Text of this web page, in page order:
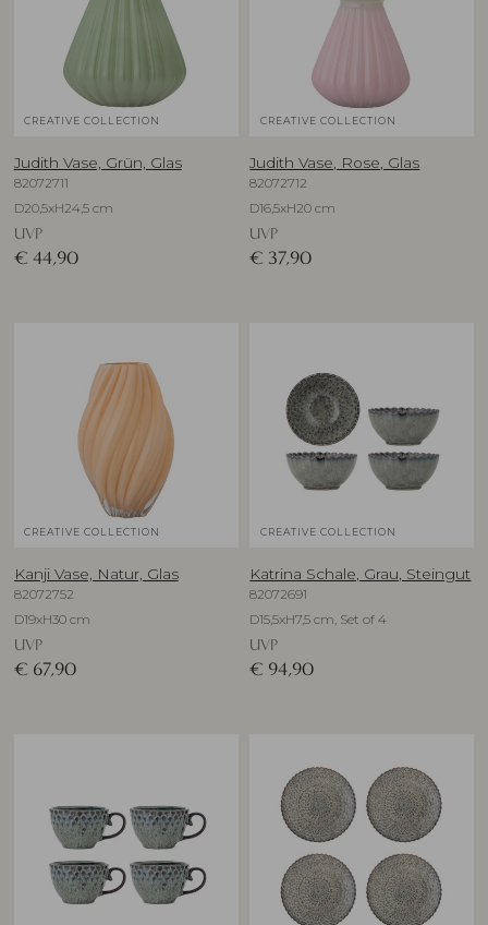
CREATIVE COLLECTION
Judith Vase, Grün, Glas
82072711
D20,5xH24,5 cm
UVP
€ 44,90
CREATIVE COLLECTION
Judith Vase, Rose, Glas
82072712
D16,5xH20 cm
UVP
€ 37,90
CREATIVE COLLECTION
Kanji Vase, Natur, Glas
82072752
D19xH30 cm
UVP
€ 67,90
CREATIVE COLLECTION
Katrina Schale, Grau, Steingut
82072691
D15,5xH7,5 cm, Set of 4
UVP
€ 94,90